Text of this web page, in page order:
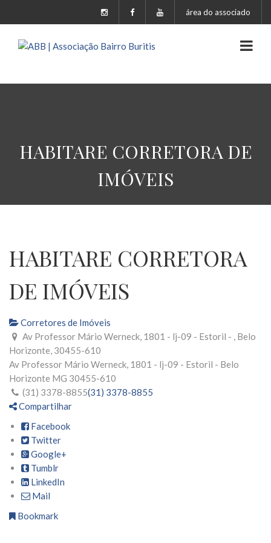
área do associado
HABITARE CORRETORA DE
IMÓVEIS
HABITARE CORRETORA
DE IMÓVEIS
Corretores de Imóveis
Av Professor Mário Werneck, 1801 - lj-09 - Estoril - , Belo
Horizonte, 30455-610
Av Professor Mário Werneck, 1801 - lj-09 - Estoril - Belo
Horizonte MG 30455-610
(31) 3378-8855(31) 3378-8855
Compartilhar
Facebook
Twitter
Google+
Tumblr
LinkedIn
Mail
Bookmark